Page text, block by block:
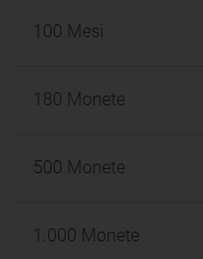
100 Mesi
180 Monete
500 Monete
1.000 Monete